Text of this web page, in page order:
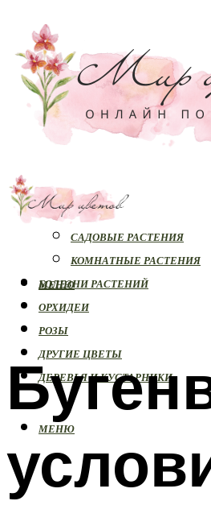
РАСТЕНИЯ
САДОВЫЕ РАСТЕНИЯ
КОМНАТНЫЕ РАСТЕНИЯ
БОЛЕЗНИ РАСТЕНИЙ
ОРХИДЕИ
РОЗЫ
ДРУГИЕ ЦВЕТЫ
ДЕРЕВЬЯ И КУСТАРНИКИ
МЕНЮ
МЕНЮ